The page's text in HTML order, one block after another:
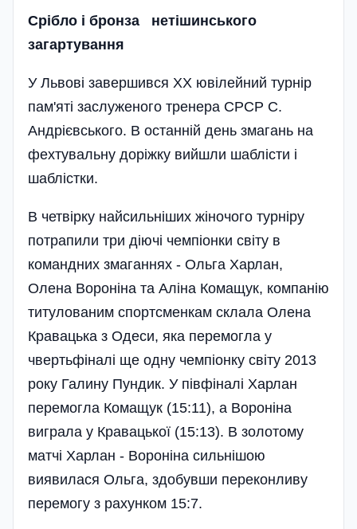
Срiбло i бронза нетiшинського
загартування
У Львові завершився XX ювілейний турнір
пам'яті заслуженого тренера СРСР С.
Андрієвського. В останній день змагань на
фехтувальну доріжку вийшли шаблісти і
шаблістки.
В четвірку найсильніших жіночого турніру
потрапили три діючі чемпіонки світу в
командних змаганнях - Ольга Харлан,
Олена Вороніна та Аліна Комащук, компанію
титулованим спортсменкам склала Олена
Кравацька з Одеси, яка перемогла у
чвертьфіналі ще одну чемпіонку світу 2013
року Галину Пундик. У півфіналі Харлан
перемогла Комащук (15:11), а Вороніна
виграла у Кравацької (15:13). В золотому
матчі Харлан - Вороніна сильнішою
виявилася Ольга, здобувши переконливу
перемогу з рахунком 15:7.